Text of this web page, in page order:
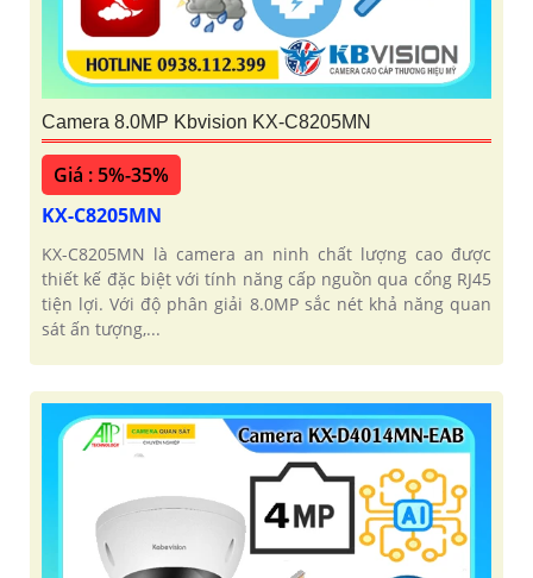
Camera 8.0MP Kbvision KX-C8205MN
Giá : 5%-35%
KX-C8205MN
KX-C8205MN là camera an ninh chất lượng cao được
thiết kế đặc biệt với tính năng cấp nguồn qua cổng RJ45
tiện lợi. Với độ phân giải 8.0MP sắc nét khả năng quan
sát ấn tượng,...